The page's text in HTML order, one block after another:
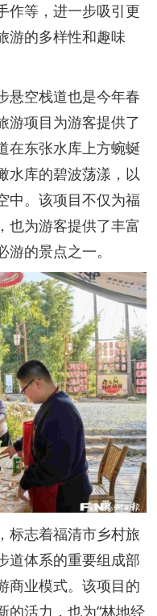
作等，进一步吸引更
游的多样性和趣味
悬空栈道也是今年春
游项目为游客提供了
在东张水库上方蜿蜒
水库的碧波荡漾，以
中。该项目不仅为福
也为游客提供了丰富
的景点之一。
标志着福清市乡村旅
道体系的重要组成部
商业模式。该项目的
的活力，也为“林地经